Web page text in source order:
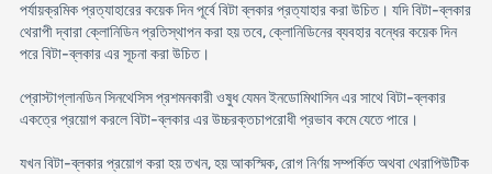
পর্যায়ক্রমিক প্রত্যাহারের কয়েক দিন পূর্বে বিটা ব্লকার প্রত্যাহার করা উচিত। যদি বিটা-ব্লকার
থেরাপী দ্বারা ক্লোনিডিন প্রতিস্থাপন করা হয় তবে, ক্লোনিডিনের ব্যবহার বন্ধের কয়েক দিন
পরে বিটা-ব্লকার এর সূচনা করা উচিত।
প্রােস্টাগ্লানডিন সিনথেসিস প্রশমনকারী ওষুধ যেমন ইনডােমিথাসিন এর সাথে বিটা-ব্লকার
একত্রে প্রয়ােগ করলে বিটা-ব্লকার এর উচ্চরক্তচাপরােধী প্রভাব কমে যেতে পারে।
যখন বিটা-ব্লকার প্রয়ােগ করা হয় তখন, হয় আকস্মিক, রােগ নির্ণয় সম্পর্কিত অথবা থেরাপিউটিক